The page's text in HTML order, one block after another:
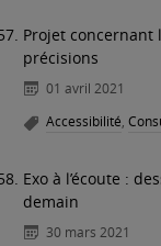
Projet concernant
précisions
01 avril 2021
Accessibilité,
Exo à l’écoute :
demain
30 mars 2021